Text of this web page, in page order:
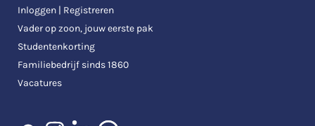
Inloggen | Registreren
Vader op zoon, jouw eerste pak
Studentenkorting
Familiebedrijf sinds 1860
Vacatures